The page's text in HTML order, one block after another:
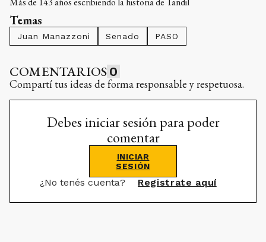
Temas
Juan Manazzoni Senado PASO
COMENTARIOS 0
Compartí tus ideas de forma responsable y respetuosa.
Debes iniciar sesión para poder
comentar
INICIAR
SESIÓN
¿No tenés cuenta? Registrate aquí